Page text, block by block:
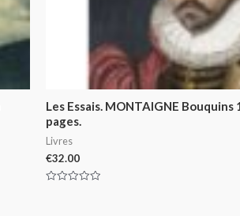
Les Essais. MONTAIGNE Bouquins
pages.
Livres
€32.00